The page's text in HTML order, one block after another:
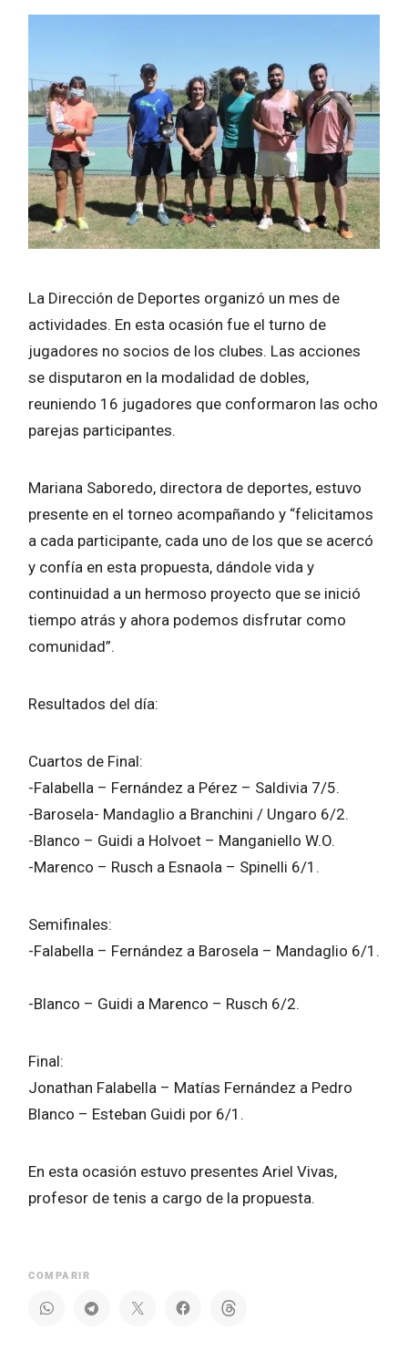
La Dirección de Deportes organizó un mes de
actividades. En esta ocasión fue el turno de
jugadores no socios de los clubes. Las acciones
se disputaron en la modalidad de dobles,
reuniendo 16 jugadores que conformaron las ocho
parejas participantes.
Mariana Saboredo, directora de deportes, estuvo
presente en el torneo acompañando y “felicitamos
a cada participante, cada uno de los que se acercó
y confía en esta propuesta, dándole vida y
continuidad a un hermoso proyecto que se inició
tiempo atrás y ahora podemos disfrutar como
comunidad”.
Resultados del día:
Cuartos de Final:
-Falabella – Fernández a Pérez – Saldivia 7/5.
-Barosela- Mandaglio a Branchini / Ungaro 6/2.
-Blanco – Guidi a Holvoet – Manganiello W.O.
-Marenco – Rusch a Esnaola – Spinelli 6/1.
Semifinales:
-Falabella – Fernández a Barosela – Mandaglio 6/1.
-Blanco – Guidi a Marenco – Rusch 6/2.
Final:
Jonathan Falabella – Matías Fernández a Pedro
Blanco – Esteban Guidi por 6/1.
En esta ocasión estuvo presentes Ariel Vivas,
profesor de tenis a cargo de la propuesta.
COMPARIR